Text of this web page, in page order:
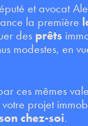
et avocat
la première
des prêts
modestes, en
ces mêmes
projet
chez-soi.